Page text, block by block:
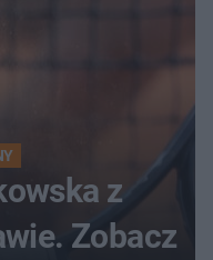
z
Zobacz